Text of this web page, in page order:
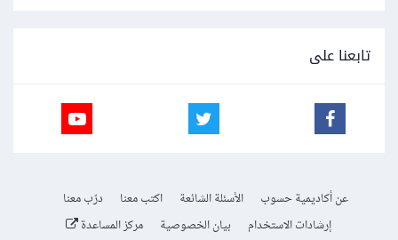
تابعنا على
عن أكاديمية حسوب الأسئلة الشائعة اكتب معنا
درّب معنا
إرشادات الاستخدام
بيان الخصوصية مركز المساعدة